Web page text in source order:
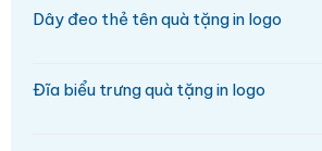
Dây đeo thẻ tên quà tặng in logo
Đĩa biểu trưng quà tặng in logo